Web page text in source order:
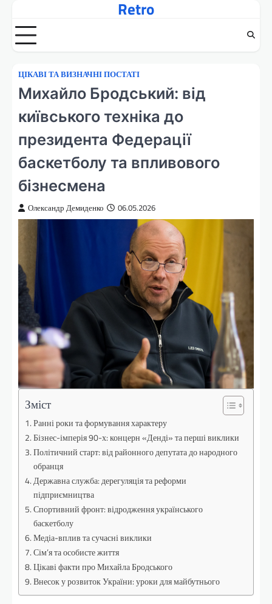
вмісту
Retro
ЦІКАВІ ТА ВИЗНАЧНІ ПОСТАТІ
Михайло Бродський: від
київського техніка до
президента Федерації
баскетболу та впливового
бізнесмена
Олександр Демиденко 06.05.2026
Зміст
Ранні роки та формування характеру
Бізнес-імперія 90-х: концерн «Денді» та перші виклики
Політичний старт: від районного депутата до народного
обранця
Державна служба: дерегуляція та реформи
підприємництва
Спортивний фронт: відродження українського
баскетболу
Медіа-вплив та сучасні виклики
Сім’я та особисте життя
Цікаві факти про Михайла Бродського
Внесок у розвиток України: уроки для майбутнього